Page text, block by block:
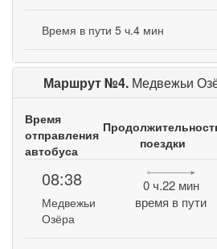
Время в пути 5 ч.4 мин
Маршрут №4. Медвежьи
Время
отправления
автобуса
поездки
08:38
Медвежьи
Озёра
0 ч.22 мин
время в пути